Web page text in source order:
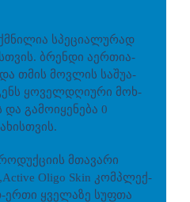
სპე­ცი­ა­ლუ­რად
ბრენდი აერ­თი­ა­
და თმის მოვ­ლის სა­შუ­ა­
ყო­ველ­დღი­უ­რი მოხ­
გა­მო­ი­ყე­ნე­ბა 0
მთავარი
Oligo Skin კომ­პლექ­
ერთი ყვე­ლა­ზე სუფ­თა